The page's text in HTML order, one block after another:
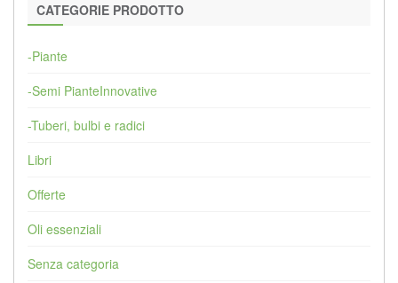
CATEGORIE PRODOTTO
-Piante
-Semi PianteInnovative
-Tuberi, bulbi e radici
Libri
Offerte
Oli essenziali
Senza categoria